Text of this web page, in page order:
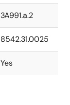
3A991.a.2
8542.31.0025
Yes